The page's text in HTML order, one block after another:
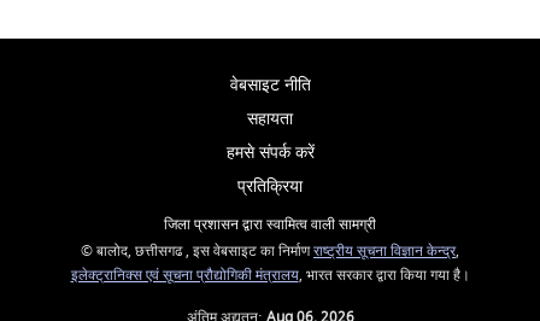
वेबसाइट नीति
सहायता
हमसे संपर्क करें
प्रतिक्रिया
जिला प्रशासन द्वारा स्वामित्व वाली सामग्री
© बालोद, छत्तीसगढ , इस वेबसाइट का निर्माणराष्ट्रीय सूचना विज्ञान केन्द्र,
इलेक्ट्रानिक्स एवं सूचना प्रौद्योगिकी मंत्रालय, भारत सरकार द्वारा किया गया है।